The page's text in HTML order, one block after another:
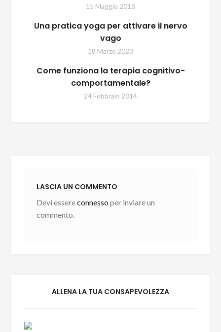
15 Maggio 2018
Una pratica yoga per attivare il nervo
vago
18 Marzo 2023
Come funziona la terapia cognitivo-
comportamentale?
24 Febbraio 2014
LASCIA UN COMMENTO
Devi essereconnesso per inviare un
commento.
ALLENA LA TUA CONSAPEVOLEZZA